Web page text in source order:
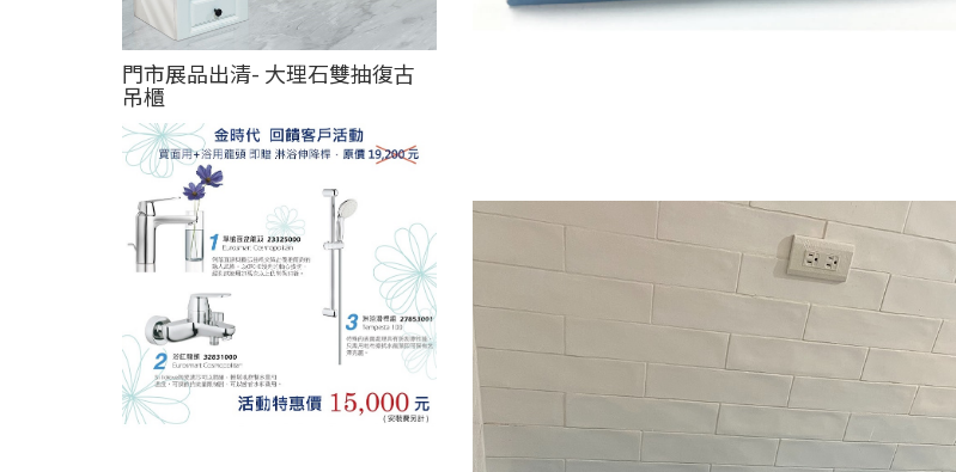
門市展品出清- 大理石雙抽復古
吊櫃